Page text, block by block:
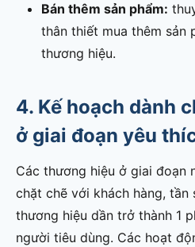
Bán thêm sản phẩm:
thân thiết mua thêm sản
thương hiệu.
4. Kế hoạch dành
ở giai đoạn yêu
Các thương hiệu ở giai đoạn
chặt chẽ với khách hàng, tần
thương hiệu dần trở thành 1
người tiêu dùng. Các hoạt